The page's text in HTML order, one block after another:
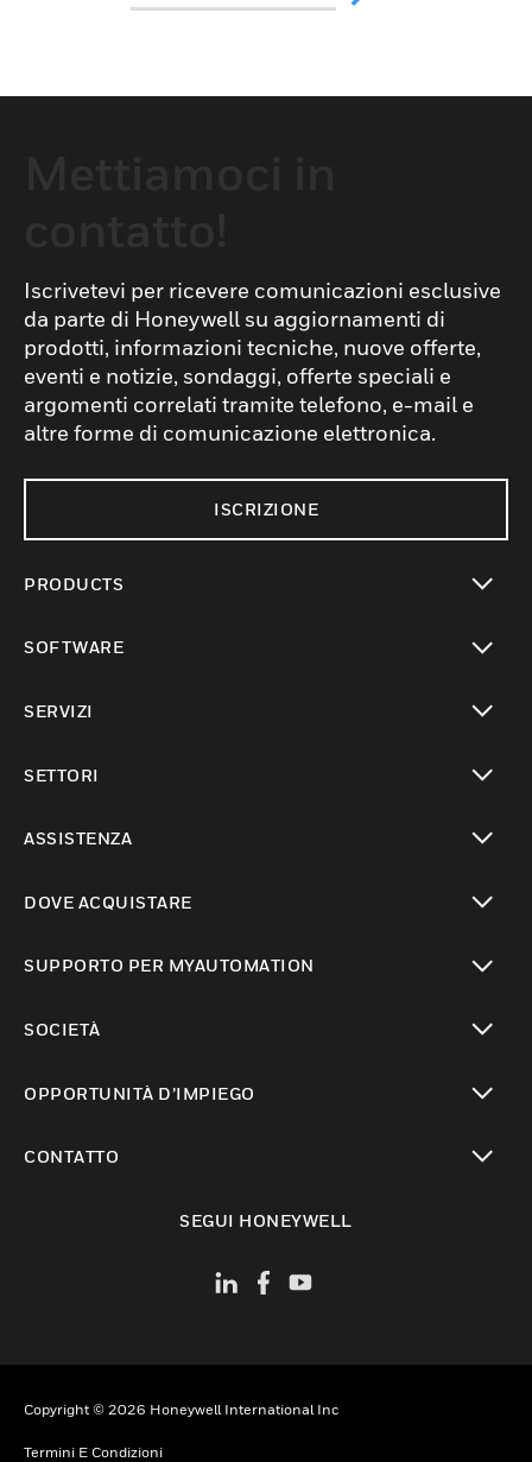
Iscrivetevi per ricevere comunicazioni esclusive
da parte di Honeywell su aggiornamenti di
prodotti, informazioni tecniche, nuove offerte,
eventi e notizie, sondaggi, offerte speciali e
argomenti correlati tramite telefono, e-mail e
altre forme di comunicazione elettronica.
ISCRIZIONE
PRODUCTS
SOFTWARE
SERVIZI
SETTORI
ASSISTENZA
DOVE ACQUISTARE
SUPPORTO PER MYAUTOMATION
SOCIETÀ
OPPORTUNITÀ D’IMPIEGO
CONTATTO
SEGUI HONEYWELL
Copyright © 2026 Honeywell International Inc
Termini E Condizioni